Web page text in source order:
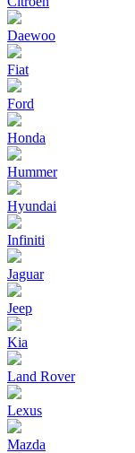
Daewoo
Fiat
Ford
Honda
Hummer
Hyundai
Infiniti
Jaguar
Jeep
Kia
Land Rover
Lexus
Mazda